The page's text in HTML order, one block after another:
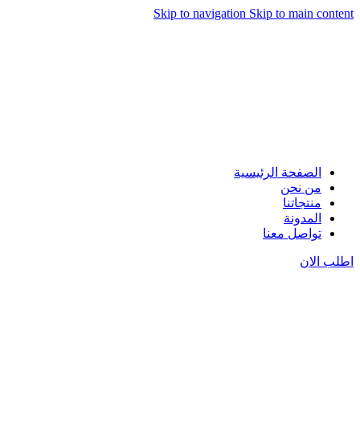
Skip to navigation Skip to main content
الصفحة الرئيسية
من نحن
منتجاتنا
المدونة
تواصل معنا
اطلب الان